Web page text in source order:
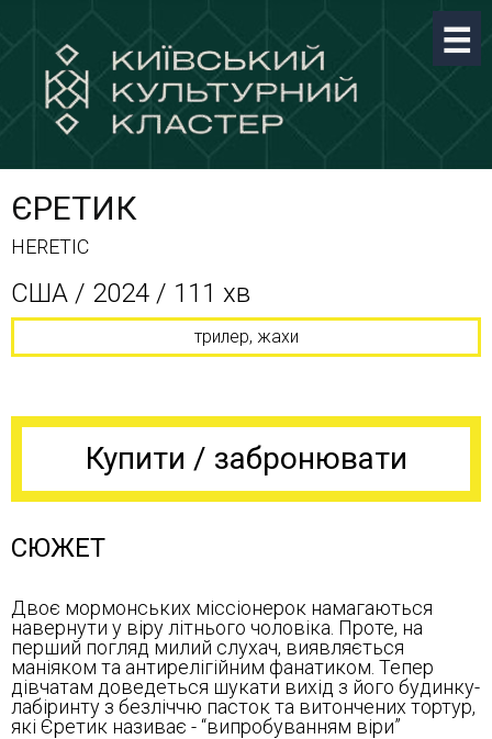
ЄРЕТИК
HERETIC
CША / 2024 / 111 хв
трилер, жахи
Купити / забронювати
СЮЖЕТ
Двоє мормонських міссіонерок намагаються
навернути у віру літнього чоловіка. Проте, на
перший погляд милий слухач, виявляється
маніяком та антирелігійним фанатиком. Тепер
дівчатам доведеться шукати вихід з його будинку-
лабіринту з безліччю пасток та витончених тортур,
які Єретик називає - “випробуванням віри”